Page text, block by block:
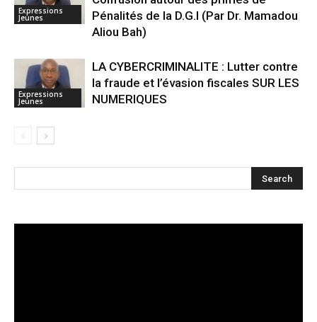
Expressions
Jeunes
Pénalités de la D.G.I (Par Dr. Mamadou
Aliou Bah)
Expressions
Jeunes
LA CYBERCRIMINALITE : Lutter contre
la fraude et l’évasion fiscales SUR LES
NUMERIQUES